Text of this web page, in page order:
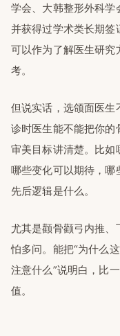
学会、大韩整形外科学
并获得过学术类长期
可以作为了解医生研究
考。
但说实话，选颌面医
诊时医生能不能把你的
审美目标讲清楚。比如
哪些变化可以期待，哪
先后逻辑是什么。
尤其是颧骨颧弓内推
怕多问。能把“为什么
注意什么”说明白，比
值。